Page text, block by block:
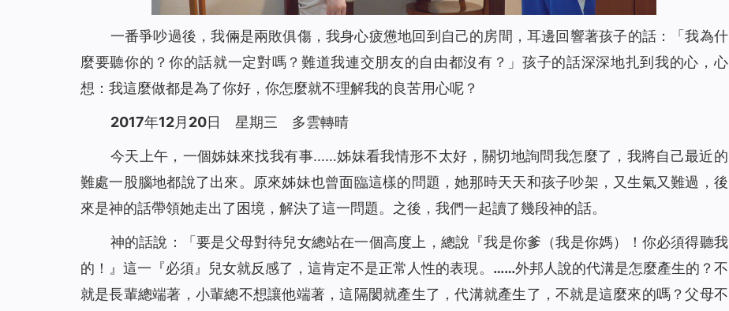
一番爭吵過後，我倆是兩敗俱傷，我身心疲憊地回到自己的房間，耳邊回響著孩子的話：「我為什
麼要聽你的？你的話就一定對嗎？難道我連交朋友的自由都沒有？」孩子的話深深地扎到我的心，心
想：我這麼做都是為了你好，你怎麼就不理解我的良苦用心呢？
2017年12月20日 星期三 多雲轉晴
今天上午，一個姊妹來找我有事……姊妹看我情形不太好，關切地詢問我怎麼了，我將自己最近的
難處一股腦地都說了出來。原來姊妹也曾面臨這樣的問題，她那時天天和孩子吵架，又生氣又難過，後
來是神的話帶領她走出了困境，解決了這一問題。之後，我們一起讀了幾段神的話。
神的話說：「要是父母對待兒女總站在一個高度上，總說『我是你爹（我是你媽）！你必須得聽我
的！』這一『必須』兒女就反感了，這肯定不是正常人性的表現。……外邦人說的代溝是怎麼產生的？不
就是長輩總端著，小輩總不想讓他端著，這隔閡就產生了，代溝就產生了，不就是這麼來的嗎？父母不